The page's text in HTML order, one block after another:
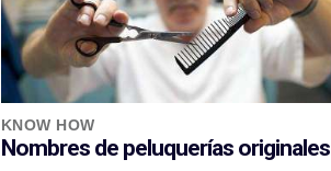
KNOW HOW
Nombres de peluquerías originales